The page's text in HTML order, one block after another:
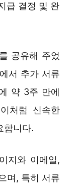
급 결정 및 완
공유해 주었
서 추가 서류
약 3주 만에
처럼 신속한
합니다.
지와 이메일,
며, 특히 서류